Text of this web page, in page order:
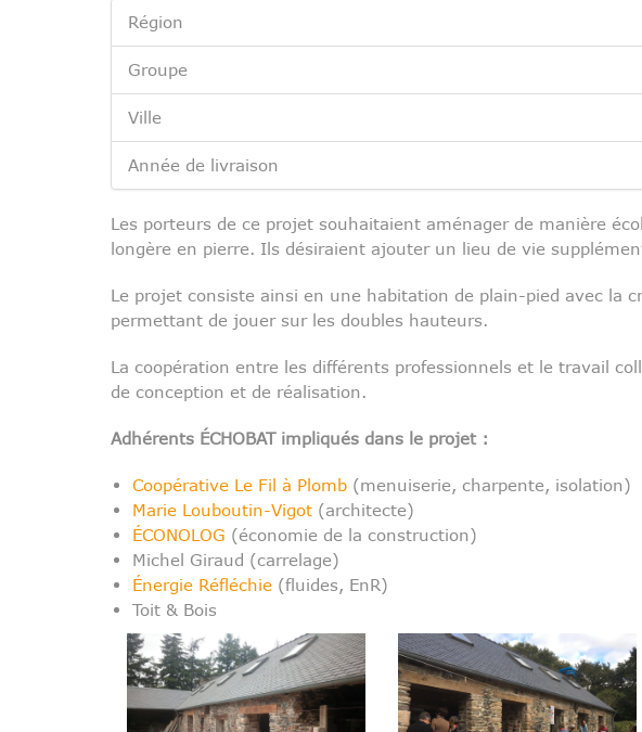
Région
Groupe
Ville
Année de livraison
Les porteurs de ce projet souhaitaient aménager de manière
longère en pierre. Ils désiraient ajouter un lieu de vie
Le projet consiste ainsi en une habitation de plain-pied avec la
permettant de jouer sur les doubles hauteurs.
La coopération entre les différents professionnels et le travail
de conception et de réalisation.
Adhérents ÉCHOBAT impliqués dans le projet :
Coopérative Le Fil à Plomb (menuiserie, charpente, isolation)
Marie Louboutin-Vigot (architecte)
ÉCONOLOG (économie de la construction)
Michel Giraud (carrelage)
Énergie Réfléchie (fluides, EnR)
Toit & Bois